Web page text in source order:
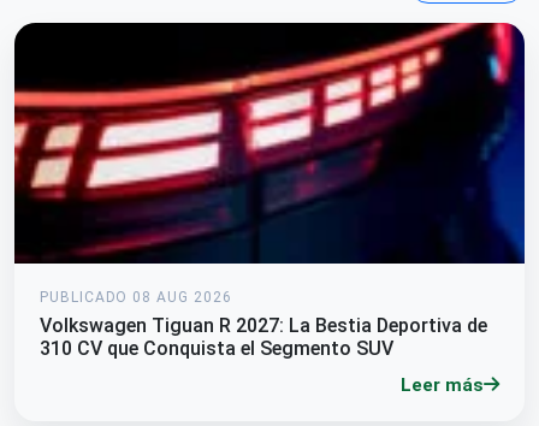
PUBLICADO 08 AUG 2026
Volkswagen Tiguan R 2027: La Bestia Deportiva de
310 CV que Conquista el Segmento SUV
Leer más